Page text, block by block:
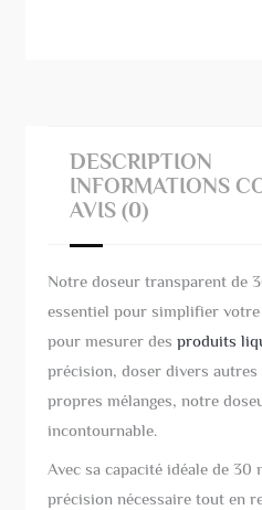
DESCRIPTION
INFORMATIONS
AVIS (0)
Notre doseur transparent de
essentiel pour simplifier
pour mesurer des produits
précision, doser divers
propres mélanges, notre
incontournable.
Avec sa capacité idéale de
précision nécessaire tout en